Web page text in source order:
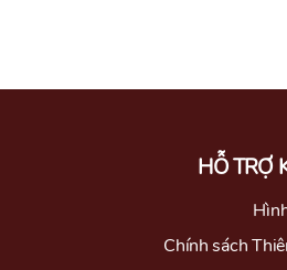
HỖ TRỢ
Chính sách